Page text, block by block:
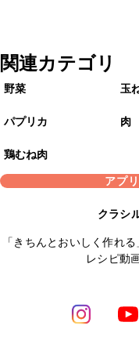
関連カテゴリ
野菜 玉
パプリカ 肉
鶏むね肉
アプ
クラシ
「きちんとおいしく作れ
レシピ動